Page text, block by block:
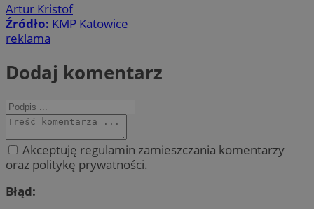
Artur Kristof
Źródło: KMP Katowice
reklama
Dodaj komentarz
Akceptuję regulamin zamieszczania komentarzy
oraz politykę prywatności.
Błąd: